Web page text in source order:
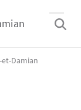
et-Damian